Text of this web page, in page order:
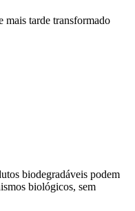
mais tarde transformado
biodegradáveis podem
biológicos, sem